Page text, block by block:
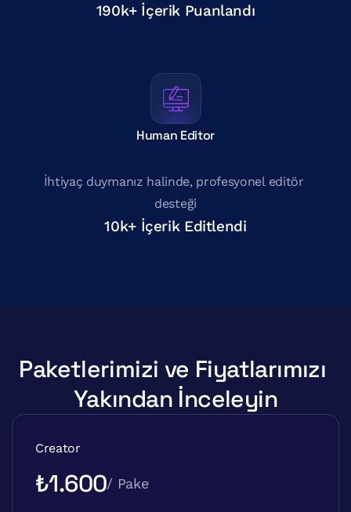
190k+ İçerik Puanlandı
Human Editor
İhtiyaç duymanız halinde, profesyonel editör
desteği
10k+ İçerik Editlendi
Paketlerimizi ve Fiyatlarımızı
Yakından İnceleyin
Creator
₺1.600/ Paket